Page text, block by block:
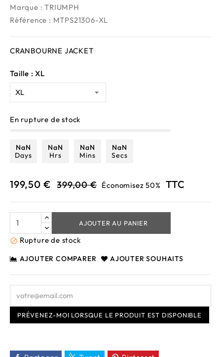
Marque : TRIUMPH
Référence : MTPS21306-XL
CRANBOURNE JACKET
Taille : XL
En rupture de stock
NaN
Days
NaN
Hrs
NaN
Mins
NaN
Secs
199,50 € 399,00 € Économisez 50% TTC
AJOUTER AU PANIER
 Rupture de stock
AJOUTER COMPARER AJOUTER SOUHAITS
PRÉVENEZ-MOI LORSQUE LE PRODUIT EST DISPONIBLE